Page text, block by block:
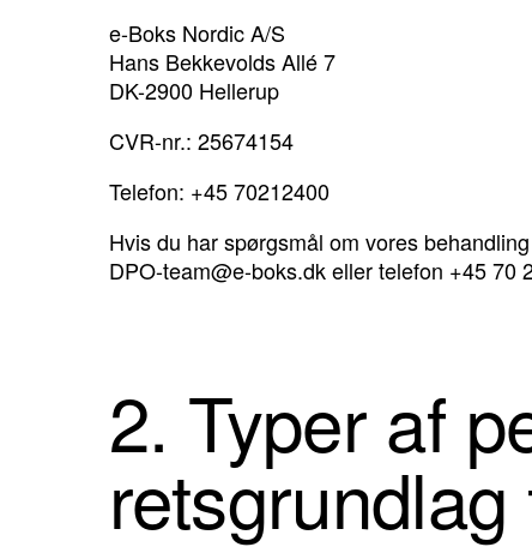
e-Boks Nordic A/S
Hans Bekkevolds Allé 7
DK-2900 Hellerup
CVR-nr.: 25674154
Telefon: +45 70212400
Hvis du har spørgsmål om vores
DPO-team@e-boks.dkeller telefon +45 70
2. Typer af